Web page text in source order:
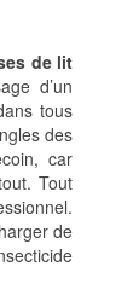
de lit
d’un
tous
des
car
Tout
de